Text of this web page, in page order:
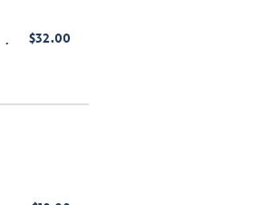
$32.00